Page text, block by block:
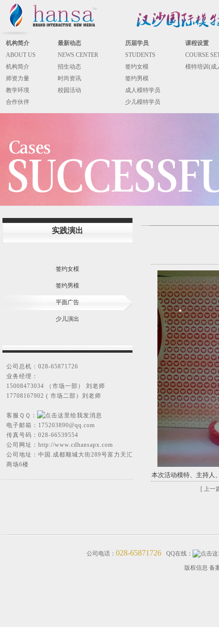
机构简介 最新动态 历届学员
课程设置
ABOUT US
NEWS CENTER STUDENTS
COURSE
机构简介
招生动态 签约女模
模特培训(成
师资力量
时尚资讯
签约男模
教学环境
校园活动
成人模特学员
合作伙伴
少儿模特学员
实践演出
签约女模
签约男模
平面广告
少儿演出
公司总机：028-65871726
业务经理：
15008473034 （市场一部） 刘老师
17708167902 ( 市场二部）刘老师
客服ＱＱ：
电子邮箱： 175203890@qq.com
传真号码：028-66539554
公司网址： http://www.cdhansapx.com
公司地址：中国.成都顺城大街289号富力天汇
商场6楼
本次活动模特、主持人
[ 上一
公司电话： 028-65871726 QQ在线：
版权信息 备